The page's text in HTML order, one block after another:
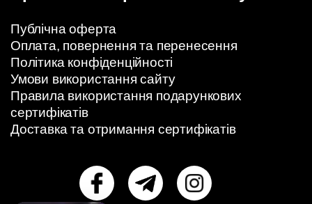
Публічна оферта
Оплата, повернення та перенесення
Політика конфіденційності
Умови використання сайту
Правила використання подарункових
сертифікатів
Доставка та отримання сертифікатів